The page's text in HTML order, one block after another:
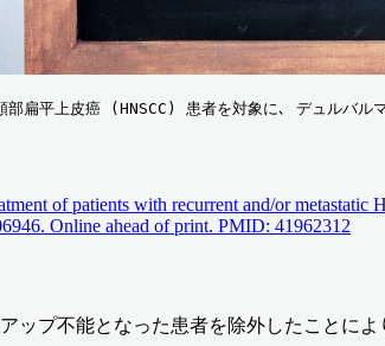
扁平上皮癌 (HNSCC) 患者を対象に､ デュルバ
of patients with recurrent and/or
Online ahead of print. PMID: 41962312
ップ不能となった患者を除外したことに